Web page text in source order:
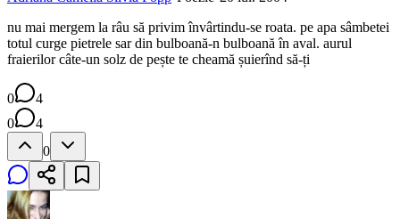
nu mai mergem la râu să privim învârtindu-se roata. pe apa sâmbetei
totul curge pietrele sar din bulboană-n bulboană în aval. aurul
fraierilor câte-un solz de pește te cheamă șuierînd să-ți
0
4
0
4
0